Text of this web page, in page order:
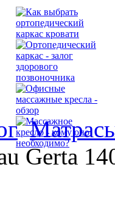
Gerta